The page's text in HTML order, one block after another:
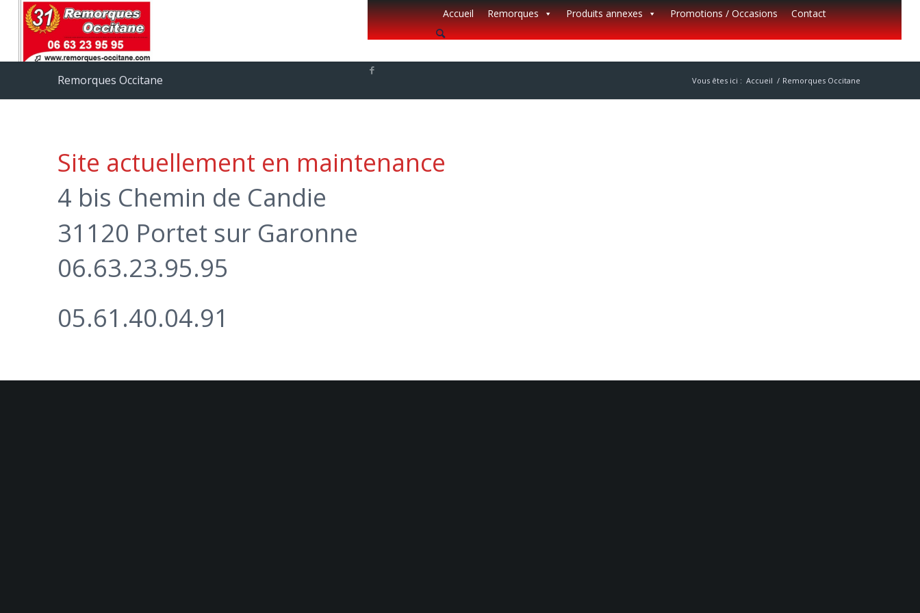
Accueil Remorques Produits annexes Promotions / Occasions Contact
Remorques Occitane Vous êtes ici : Accueil / Remorques Occitane
Site actuellement en maintenance
4 bis Chemin de Candie
31120 Portet sur Garonne
06.63.23.95.95
05.61.40.04.91